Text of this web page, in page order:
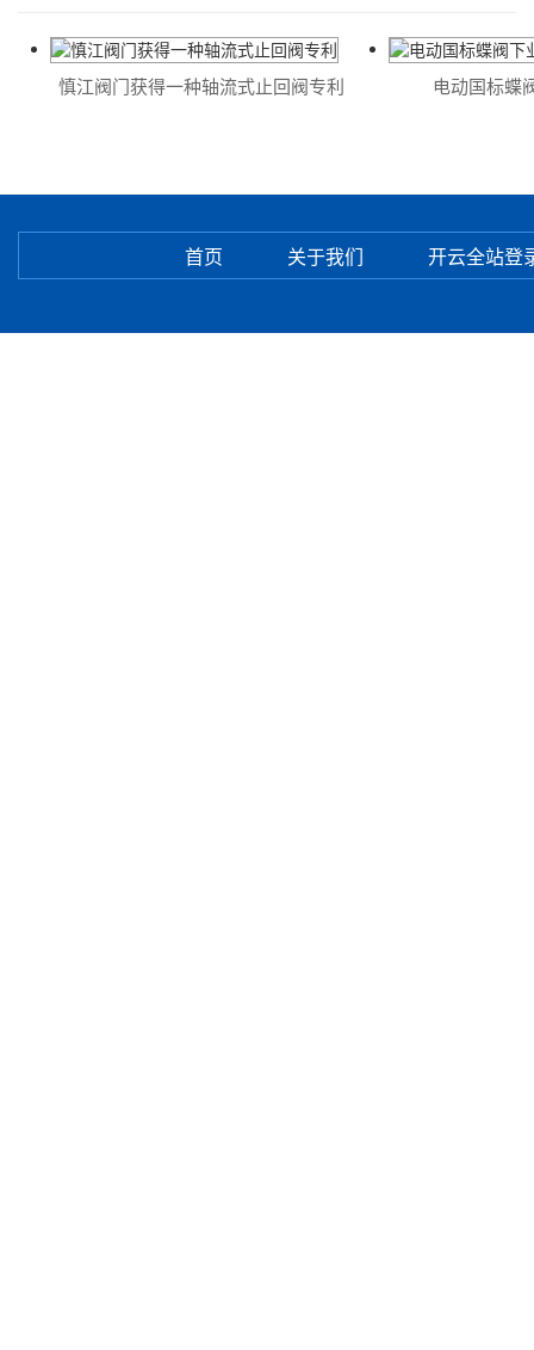
慎江阀门获得一种轴流式止回阀专利 电动国标蝶
首页 关于我们 开云全站登